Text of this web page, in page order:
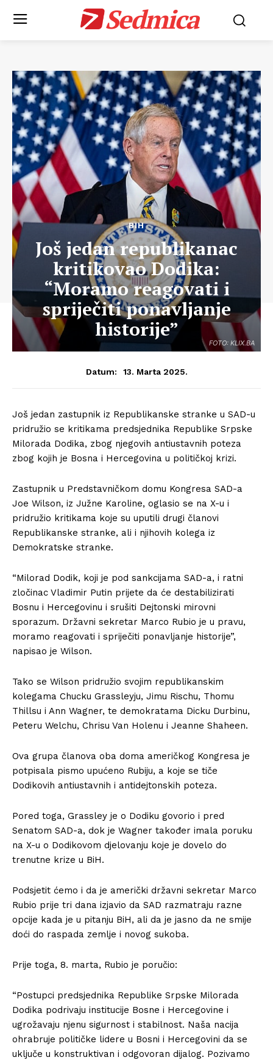
Sedmica
FOTO: KLIX.BA
BIH
Još jedan republikanac
kritikovao Dodika:
“Moramo reagovati i
spriječiti ponavljanje
historije”
Datum: 13. Marta 2025.
Još jedan zastupnik iz Republikanske stranke u SAD-u
pridružio se kritikama predsjednika Republike Srpske
Milorada Dodika, zbog njegovih antiustavnih poteza
zbog kojih je Bosna i Hercegovina u političkoj krizi.
Zastupnik u Predstavničkom domu Kongresa SAD-a
Joe Wilson, iz Južne Karoline, oglasio se na X-u i
pridružio kritikama koje su uputili drugi članovi
Republikanske stranke, ali i njihovih kolega iz
Demokratske stranke.
“Milorad Dodik, koji je pod sankcijama SAD-a, i ratni
zločinac Vladimir Putin prijete da će destabilizirati
Bosnu i Hercegovinu i srušiti Dejtonski mirovni
sporazum. Državni sekretar Marco Rubio je u pravu,
moramo reagovati i spriječiti ponavljanje historije”,
napisao je Wilson.
Tako se Wilson pridružio svojim republikanskim
kolegama Chucku Grassleyju, Jimu Rischu, Thomu
Thillsu i Ann Wagner, te demokratama Dicku Durbinu,
Peteru Welchu, Chrisu Van Holenu i Jeanne Shaheen.
Ova grupa članova oba doma američkog Kongresa je
potpisala pismo upućeno Rubiju, a koje se tiče
Dodikovih antiustavnih i antidejtonskih poteza.
Pored toga, Grassley je o Dodiku govorio i pred
Senatom SAD-a, dok je Wagner također imala poruku
na X-u o Dodikovom djelovanju koje je dovelo do
trenutne krize u BiH.
Podsjetit ćemo i da je američki državni sekretar Marco
Rubio prije tri dana izjavio da SAD razmatraju razne
opcije kada je u pitanju BiH, ali da je jasno da ne smije
doći do raspada zemlje i novog sukoba.
Prije toga, 8. marta, Rubio je poručio:
“Postupci predsjednika Republike Srpske Milorada
Dodika podrivaju institucije Bosne i Hercegovine i
ugrožavaju njenu sigurnost i stabilnost. Naša nacija
ohrabruje političke lidere u Bosni i Hercegovini da se
uključe u konstruktivan i odgovoran dijalog. Pozivamo